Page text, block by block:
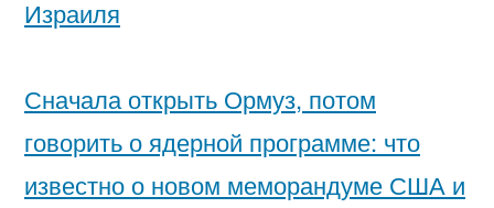
Израиля
Сначала открыть Ормуз, потом
говорить о ядерной программе: что
известно о новом меморандуме США и